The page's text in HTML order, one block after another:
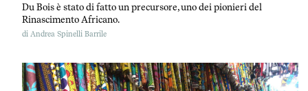
Du Bois è stato di fatto un precursore, uno dei pionieri del
Rinascimento Africano.
di Andrea Spinelli Barrile